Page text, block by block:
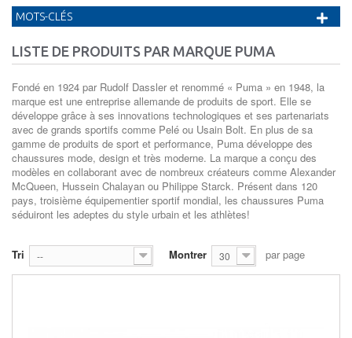
LISTE DE PRODUITS PAR MARQUE PUMA
Fondé en 1924 par Rudolf Dassler et renommé « Puma » en 1948, la
marque est une entreprise allemande de produits de sport. Elle se
développe grâce à ses innovations technologiques et ses partenariats
avec de grands sportifs comme Pelé ou Usain Bolt. En plus de sa
gamme de produits de sport et performance, Puma développe des
chaussures mode, design et très moderne. La marque a conçu des
modèles en collaborant avec de nombreux créateurs comme Alexander
McQueen, Hussein Chalayan ou Philippe Starck. Présent dans 120
pays, troisième équipementier sportif mondial, les chaussures Puma
séduiront les adeptes du style urbain et les athlètes!
Tri -- Montrer 30 par page
MOTS-CLÉS